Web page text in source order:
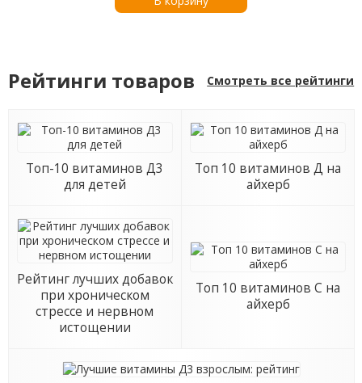
кухня, 100 г
Рейтинги товаров Смотреть все рейтинги
Топ-10 витаминов Д3
для детей
Топ 10 витаминов Д на
айхерб
Рейтинг лучших добавок
при хроническом
стрессе и нервном
истощении
Топ 10 витаминов С на
айхерб